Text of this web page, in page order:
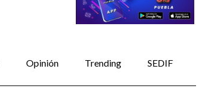
Opinión Trending SEDIF